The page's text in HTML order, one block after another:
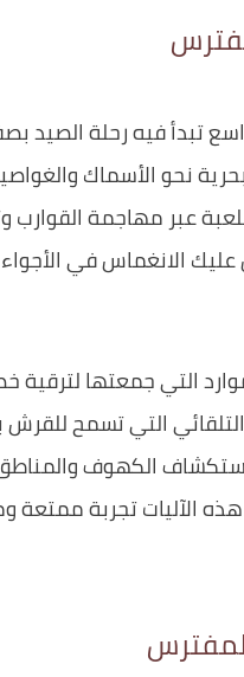
تبدأ فيه رحلة الصيد
نحو الأسماك
عبر مهاجمة
الانغماس في الأجواء
التي جمعتها
التي تسمح
الكهوف
الآليات تجربة